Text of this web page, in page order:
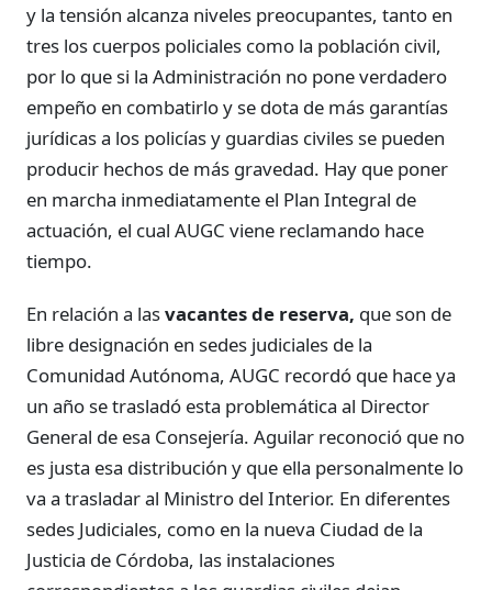
y la tensión alcanza niveles preocupantes, tanto en
tres los cuerpos policiales como la población civil,
por lo que si la Administración no pone verdadero
empeño en combatirlo y se dota de más garantías
jurídicas a los policías y guardias civiles se pueden
producir hechos de más gravedad. Hay que poner
en marcha inmediatamente el Plan Integral de
actuación, el cual AUGC viene reclamando hace
tiempo.
En relación a lasvacantes de reserva, que son de
libre designación en sedes judiciales de la
Comunidad Autónoma, AUGC recordó que hace ya
un año se trasladó esta problemática al Director
General de esa Consejería. Aguilar reconoció que no
es justa esa distribución y que ella personalmente lo
va a trasladar al Ministro del Interior. En diferentes
sedes Judiciales, como en la nueva Ciudad de la
Justicia de Córdoba, las instalaciones